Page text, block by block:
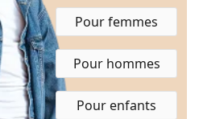
hors ligne
Pour femmes
Pour hommes
Pour enfants